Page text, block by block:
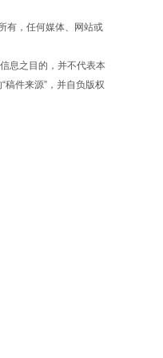
有，任何媒体、网站或
息之目的，并不代表本
稿件来源”，并自负版权